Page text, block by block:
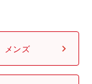
ーター
メンズ